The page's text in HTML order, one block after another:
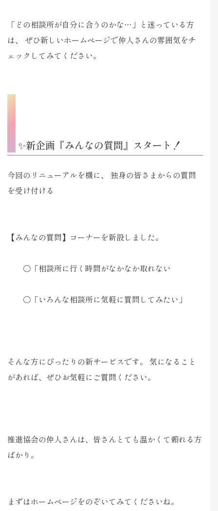
「どの相談所が自分に合うのかな…」と迷っている方
は、 ぜひ新しいホームページで仲人さんの雰囲気をチ
ェックしてみてください。
✨新企画『みんなの質問』スタート！
今回のリニューアルを機に、 独身の皆さまからの質問
を受け付ける
【みんなの質問】コーナーを新設しました。
〇「相談所に行く時間がなかなか取れない
〇「いろんな相談所に気軽に質問してみたい」
そんな方にぴったりの新サービスです。 気になること
があれば、ぜひお気軽にご質問ください。
推進協会の仲人さんは、皆さんとても温かくて頼れる方
ばかり。
まずはホームページをのぞいてみてくださいね。